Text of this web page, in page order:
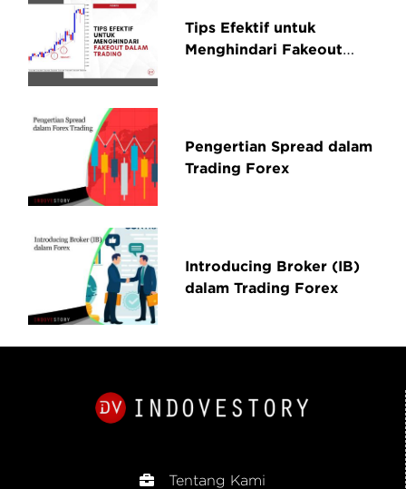
Tips Efektif untuk
Menghindari Fakeout
Pengertian Spread dalam
Trading Forex
Introducing Broker (IB)
dalam Trading Forex
Tentang Kami